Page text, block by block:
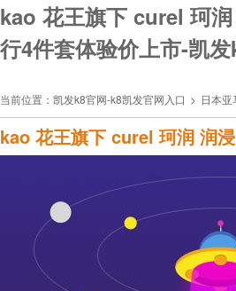
kao 花王旗下 curel 珂
行4件套体验价上市-凯
当前位置： 凯发k8官网-k8凯发官网入口 > 日本亚
kao 花王旗下 curel 珂润 润